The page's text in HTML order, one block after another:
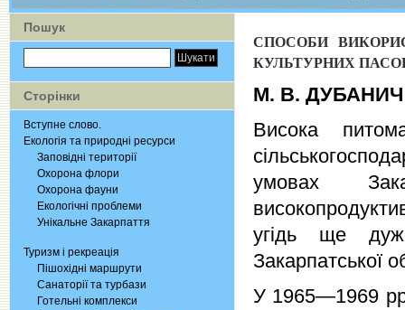
Пошук
Сторінки
Вступне слово.
Екологія та природні ресурси
Заповідні території
Охорона флори
Охорона фауни
Екологічні проблеми
Унікальне Закарпаття
Туризм і рекреація
Пішохідні маршрути
Санаторії та турбази
Готельні комплекси
СПОСОБИ
КУЛЬТУРНИХ
М. В. ДУБАНИЧ
Висока
умовах
угідь ще
Закарпатської
У 1965—1969